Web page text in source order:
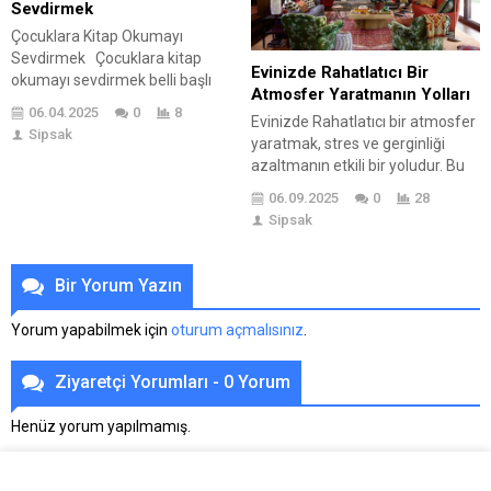
Çekici operatörlük kursları, bu
alanda uzmanlaşmak için gerekli
bilgileri sunar. Ayrıca, terminal
ekipmanları eğitimi ve kullanım...
okuduktan sonra klima temizliği
konusunda uzmanlaşırsınız! 😉
👩‍🔧...
Sevdirmek
Çocuklara Kitap Okumayı
Sevdirmek Çocuklara kitap
okumayı sevdirmek belli başlı
kurallar ve belli adımlarla
mümkün hale gelebiliyor. Onların
iç sesini anlamak isteklerine
ilerlemek en temel kavramları
taşır. Yaş...
06.04.2025 0
8
Sipsak
Evinizde Rahatlatıcı Bir
Atmosfer Yaratmanın Yolları
Evinizde Rahatlatıcı bir atmosfer
yaratmak, stres ve gerginliği
azaltmanın etkili bir yoludur. Bu
evinizi düzenleyip sakinleştirici
aksesuarlar eklemenin önemine
bir hava katacağına vurgu yapılır.
Aydınlatma teknikleri, sıcak ve
yumuşak ışık kaynakları
kullanarak...
06.09.2025 0
28
Sipsak
Bir Yorum Yazın
Yorum yapabilmek için oturum açmalısınız
Ziyaretçi Yorumları - 0 Yorum
Henüz yorum yapılmamış.